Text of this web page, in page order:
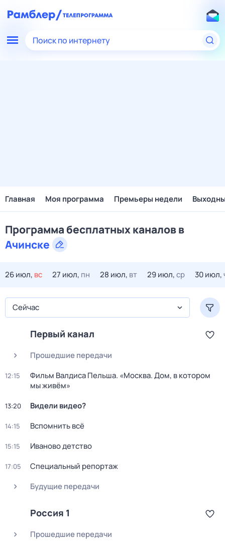
Поиск по интернету
Главная Моя программа Премьеры недели
Программа бесплатных каналов в
Ачинске
26 июл, вс 27 июл, пн 28 июл, вт 29 июл,ср 30 июл,
Сейчас
Первый канал
Прошедшие передачи
12:15
Фильм Валдиса Пельша. «Москва. Дом, в котором
мы живём»
13:20 Видели видео?
14:15 Вспомнить всё
15:15 Иваново детство
17:05
Специальный репортаж
Будущие передачи
Россия 1
Прошедшие передачи